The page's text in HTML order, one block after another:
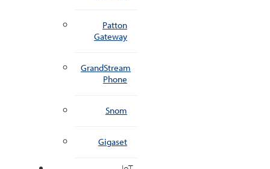
Patton
Gateway
GrandStream
Phone
Snom
Gigaset